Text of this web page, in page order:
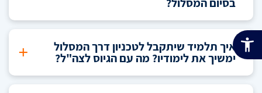
איך תלמיד שיתקבל לטכניון דרך המסלול
ימשיך את לימודיו? מה עם הגיוס לצה"ל? +